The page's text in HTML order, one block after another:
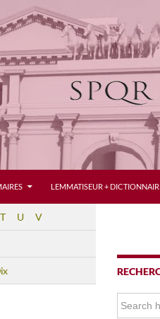
LEMMATISEUR +
T U V
Search
for: